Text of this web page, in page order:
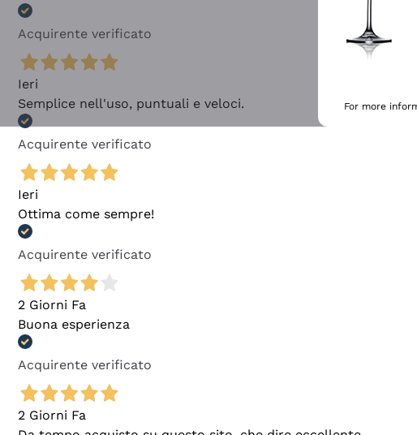
Acquirente verificato
Ieri
Semplice nell'uso, puntuali e veloci.
Acquirente verificato
Ieri
Ottima come sempre!
Acquirente verificato
2 Giorni Fa
Buona esperienza
Acquirente verificato
2 Giorni Fa
For more